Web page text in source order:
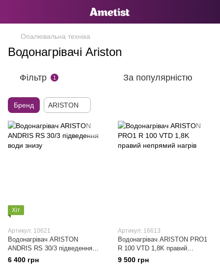
Опалювальна техніка
Водонагрівачі Ariston
Фільтр 1 За популярністю
Бренд ARISTON
Хіт
Артикул: 10621
Водонагрівач ARISTON
ANDRIS RS 30/3 підведення
води знизу
6 400 грн
Артикул: 16613
Водонагрівач ARISTON PRO1
R 100 VTD 1,8K правий
непрямий нагрів
9 500 грн